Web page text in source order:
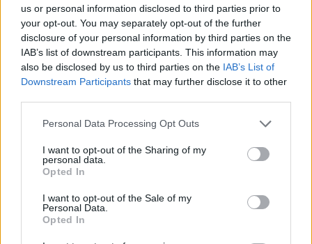
us or personal information disclosed to third parties prior to
your opt-out. You may separately opt-out of the further
disclosure of your personal information by third parties on the
IAB’s list of downstream participants. This information may
also be disclosed by us to third parties on the IAB’s List of
Downstream Participants that may further disclose it to other
Personal Data Processing Opt Outs
I want to opt-out of the Sharing of my
personal data.
Opted In
I want to opt-out of the Sale of my
Personal Data.
Opted In
In evidenza